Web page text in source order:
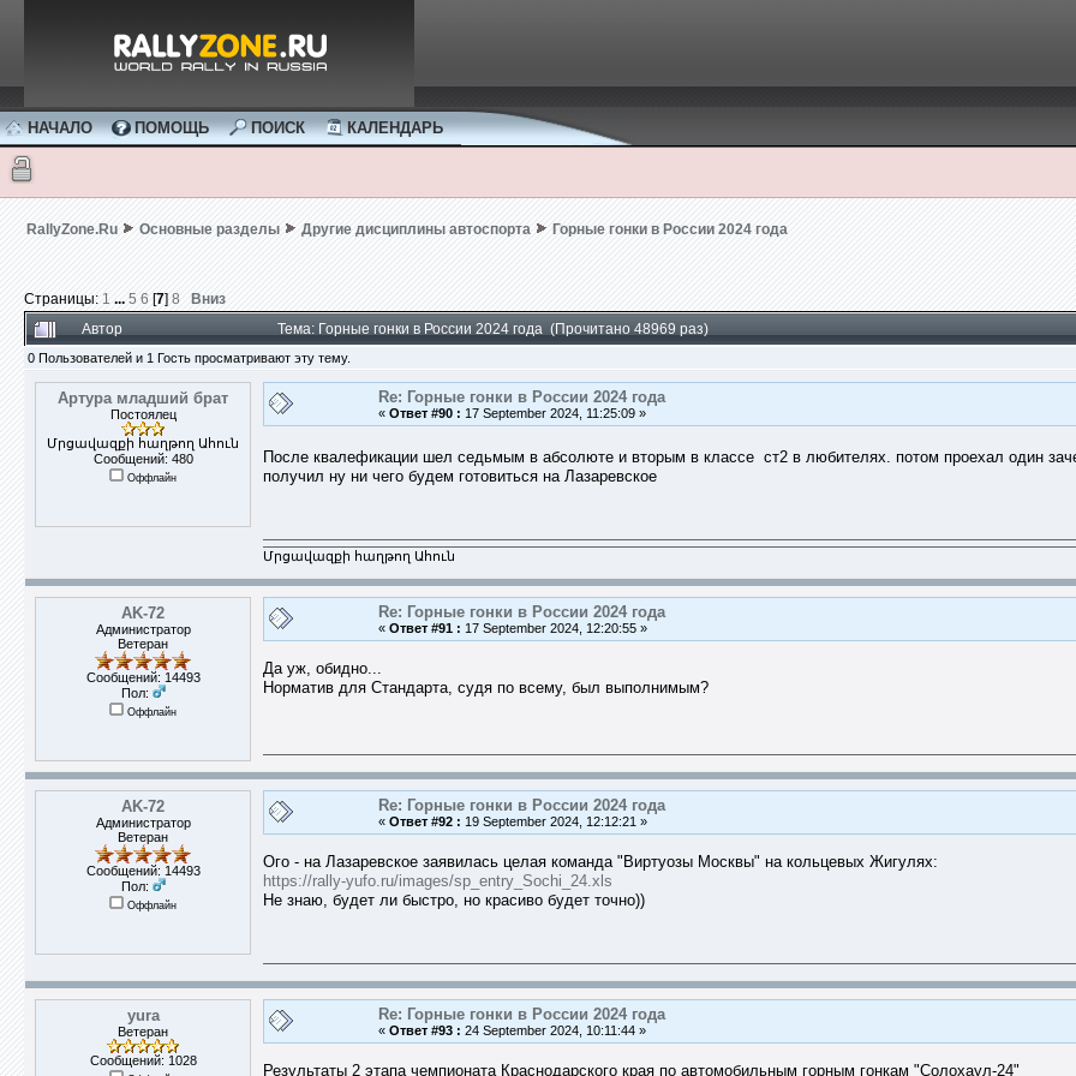
НАЧАЛО ПОМОЩЬ ПОИСК КАЛЕНДАРЬ
RallyZone.Ru Основные разделы Другие дисциплины автоспорта Горные гонки в России 2024 года
Страницы: 1 ... 5 6 [7] 8 Вниз
Автор Тема: Горные гонки в России 2024 года (Прочитано 48969 раз)
0 Пользователей и 1 Гость просматривают эту тему.
Артура младший брат
Постоялец
Մրցավազքի հաղթող Ահուն
Сообщений: 480
Оффлайн
Re: Горные гонки в России 2024 года
« Ответ #90 : 17 September 2024, 11:25:09 »
После квалефикации шел седьмым в абсолюте и вторым в классе ст2 в любителях. потом проехал один
получил ну ни чего будем готовиться на Лазаревское
Մրցավազքի հաղթող Ահուն
AK-72
Администратор
Ветеран
Сообщений: 14493
Пол:
Оффлайн
Re: Горные гонки в России 2024 года
« Ответ #91 : 17 September 2024, 12:20:55 »
Да уж, обидно...
Норматив для Стандарта, судя по всему, был выполнимым?
AK-72
Администратор
Ветеран
Сообщений: 14493
Пол:
Оффлайн
Re: Горные гонки в России 2024 года
« Ответ #92 : 19 September 2024, 12:12:21 »
Ого - на Лазаревское заявилась целая команда "Виртуозы Москвы" на кольцевых Жигулях:
https://rally-yufo.ru/images/sp_entry_Sochi_24.xls
Не знаю, будет ли быстро, но красиво будет точно))
yura
Ветеран
Сообщений: 1028
Re: Горные гонки в России 2024 года
« Ответ #93 : 24 September 2024, 10:11:44 »
Результаты 2 этапа чемпионата Краснодарского края по автомобильным горным гонкам "Солохаул-24"